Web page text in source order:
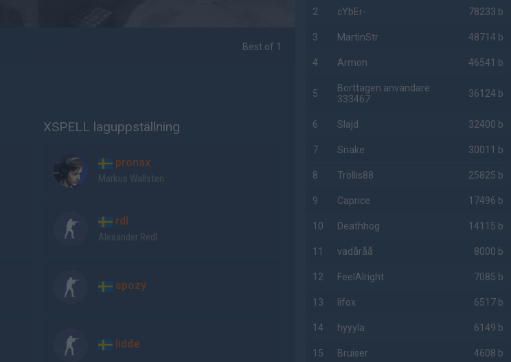
Best of 1
XSPELL laguppställning
pronax
Markus Wallsten
rdl
Alexander Redl
spozy
lidde
2 cYbEr- 78233 b
3 MartinStr 48714 b
4 Armon 46541 b
5
Borttagen användare
333467
36124 b
6 Slajd 32400 b
7 Snake 30011 b
8 Trollis88 25825 b
9 Caprice 17496 b
10 Deathhog 14115 b
11 vadåråå 8000 b
12 FeelAlright 7085 b
13 lifox 6517 b
14 hyyyla 6149 b
15 Bruiser 4608 b